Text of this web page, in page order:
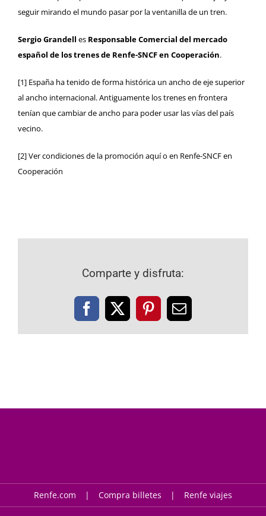
seguir mirando el mundo pasar por la ventanilla de un tren.
Sergio Grandell es Responsable Comercial del mercado
español de los trenes de Renfe-SNCF en Cooperación.
[1] España ha tenido de forma histórica un ancho de eje superior
al ancho internacional. Antiguamente los trenes en frontera
tenían que cambiar de ancho para poder usar las vías del país
vecino.
[2]Ver condiciones de la promoción aquío en Renfe-SNCF en
Cooperación
Comparte y disfruta:
Facebook
X PinterestCorreo
Renfe.com Compra billetes Renfe viajes